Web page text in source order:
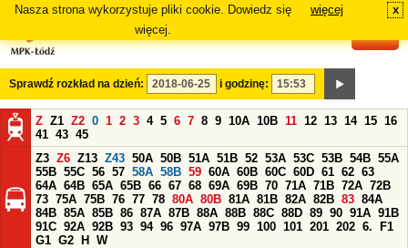
Nasza strona wykorzystuje pliki cookie. Dowiedz się
więcej.
więcej x
Sprawdź rozkład na dzień: i godzinę:
Z Z1 Z2 0 1 2 3 4 5 6 7 8 9 10A 10B 11 12 13 14 15 16
41 43 45
Z3 Z6 Z13 Z43 50A 50B 51A 51B 52 53A 53C 53B 54B 55A
55B 55C 56 57 58A 58B 59 60A 60B 60C 60D 61 62 63
64A 64B 65A 65B 66 67 68 69A 69B 70 71A 71B 72A 72B
73 75A 75B 76 77 78 80A 80B 81A 81B 82A 82B 83 84A
84B 85A 85B 86 87A 87B 88A 88B 88C 88D 89 90 91A 91B
91C 92A 92B 93 94 96 97A 97B 99 100 101 201 202 6.
F1
G1 G2 H
W